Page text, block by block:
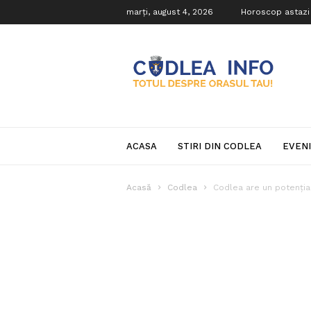
marți, august 4, 2026 Horoscop astazi
Info
ACASA STIRI DIN CODLEA
Acasă Codlea Codlea are un